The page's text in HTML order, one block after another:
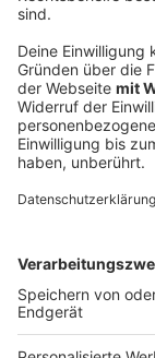
einen
und hat zum
Infizierte
Das deutsche
nicht final dazu
Anzeige